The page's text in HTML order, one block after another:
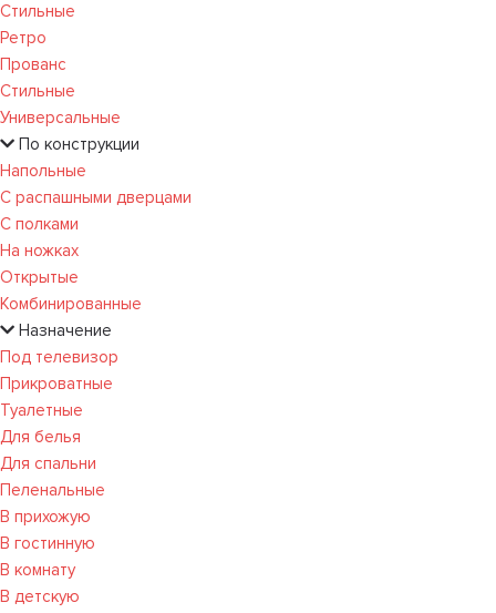
Стильные
Ретро
Прованс
Стильные
Универсальные
По конструкции
Напольные
С распашными дверцами
С полками
На ножках
Открытые
Комбинированные
Назначение
Под телевизор
Прикроватные
Туалетные
Для белья
Для спальни
Пеленальные
В прихожую
В гостинную
В комнату
В детскую